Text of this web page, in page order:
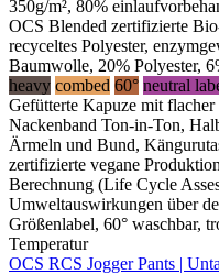
350g/m², 80%
OCS Blended zertifizierte
recyceltes Polyester,
Baumwolle, 20% Polyester,
heavy combed 60° neutral
Gefütterte Kapuze mit
Nackenband Ton-in-Ton,
Ärmeln und Bund,
zertifizierte vegane
Berechnung (Life Cycle
Umweltauswirkungen über
Größenlabel, 60° waschbar,
Temperatur
OCS RCS Jogger Pants |